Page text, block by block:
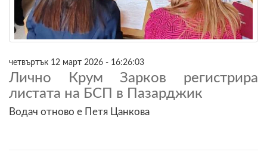
четвъртък 12 март 2026 - 16:26:03
Лично Крум Зарков регистрира
листата на БСП в Пазарджик
Водач отново е Петя Цанкова